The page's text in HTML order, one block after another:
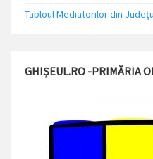
Tabloul Mediatorilor din
GHIȘEUL.RO -PRIMĂRIA